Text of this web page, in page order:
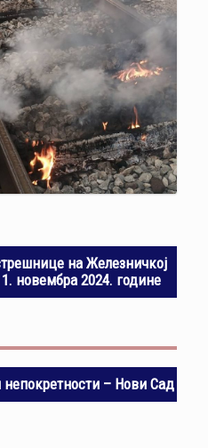
на Железничкој
новембра 2024. године
– Нови Сад